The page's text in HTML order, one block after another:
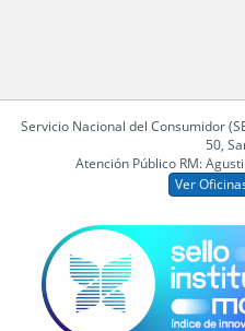
Servicio Nacional del Consumidor
50,
Atención Público RM:
Ver